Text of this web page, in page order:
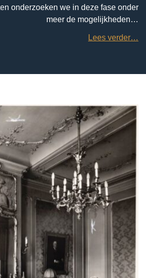
onderzoeken we in deze fase onder
meer de mogelijkheden…
Lees verder…